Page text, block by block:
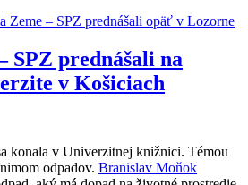
Zeme – SPZ prednášali opäť v Lozorne
SPZ prednášali na
v Košiciach
konala v Univerzitnej knižnici. Témou
odpadov. Branislav Moňok